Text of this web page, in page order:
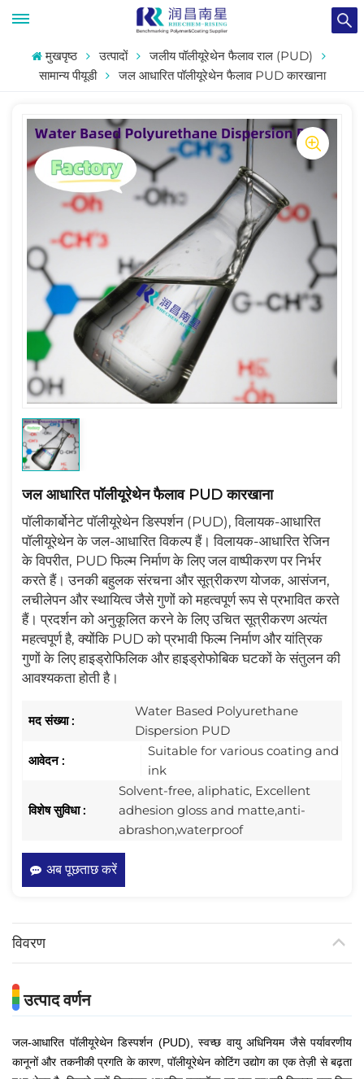
मुखपृष्ठ उत्पादों
जलीय पॉलीयूरेथेन फैलाव राल (PUD)
सामान्य पीयूडी
जल आधारित पॉलीयूरेथेन फैलाव PUD कारखाना
जल आधारित पॉलीयूरेथेन फैलाव PUD कारखाना
पॉलीकार्बोनेट पॉलीयूरेथेन डिस्पर्शन (PUD), विलायक-आधारित
पॉलीयूरेथेन के जल-आधारित विकल्प हैं। विलायक-आधारित रेजिन
के विपरीत, PUD फिल्म निर्माण के लिए जल वाष्पीकरण पर निर्भर
करते हैं। उनकी बहुलक संरचना और सूत्रीकरण योजक, आसंजन,
लचीलेपन और स्थायित्व जैसे गुणों को महत्वपूर्ण रूप से प्रभावित करते
हैं। प्रदर्शन को अनुकूलित करने के लिए उचित सूत्रीकरण अत्यंत
महत्वपूर्ण है, क्योंकि PUD को प्रभावी फिल्म निर्माण और यांत्रिक
गुणों के लिए हाइड्रोफिलिक और हाइड्रोफोबिक घटकों के संतुलन की
आवश्यकता होती है।
मद संख्या :
Water Based Polyurethane
Dispersion PUD
आवेदन :
Suitable for various coating and
ink
विशेष सुविधा :
Solvent-free, aliphatic, Excellent
adhesion gloss and matte,anti-
abrashon,waterproof
अब पूछताछ करें
विवरण
उत्पाद वर्णन
जल-आधारित पॉलीयूरेथेन डिस्पर्शन (PUD), स्वच्छ वायु अधिनियम जैसे पर्यावरणीय
कानूनों और तकनीकी प्रगति के कारण, पॉलीयूरेथेन कोटिंग उद्योग का एक तेज़ी से बढ़ता